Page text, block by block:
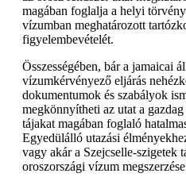
magában foglalja a helyi
vízumban meghatározott
figyelembevételét.
Összességében, bár a jamaicai
vízumkérvényező eljárás
dokumentumok és szabályok
megkönnyítheti az utat a
tájakat magában foglaló
Egyedülálló utazási
vagy akár a Szejcselle-szigetek
oroszországi vízum